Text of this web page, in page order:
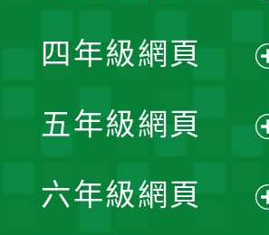
四年級網頁
五年級網頁
六年級網頁